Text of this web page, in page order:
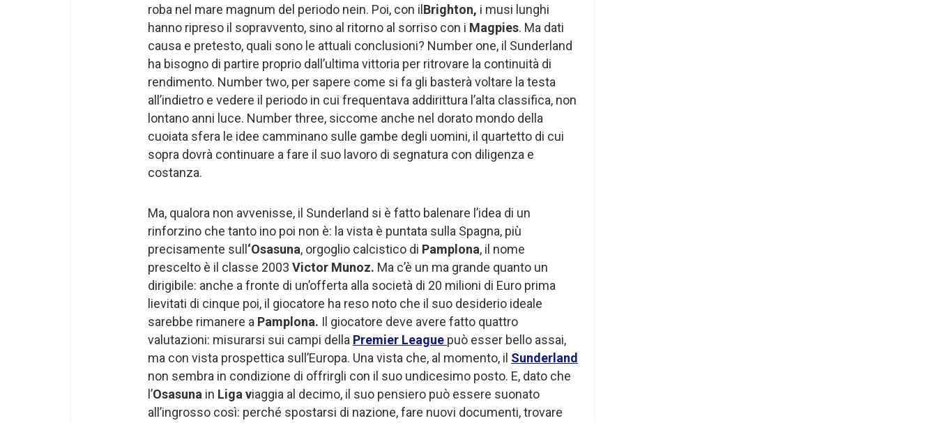
roba nel mare magnum del periodo nein. Poi, con il Brighton, i musi lunghi
hanno ripreso il sopravvento, sino al ritorno al sorriso con i Magpies. Ma dati
causa e pretesto, quali sono le attuali conclusioni? Number one, il Sunderland
ha bisogno di partire proprio dall’ultima vittoria per ritrovare la continuità di
rendimento. Number two, per sapere come si fa gli basterà voltare la testa
all’indietro e vedere il periodo in cui frequentava addirittura l’alta classifica, non
lontano anni luce. Number three, siccome anche nel dorato mondo della
cuoiata sfera le idee camminano sulle gambe degli uomini, il quartetto di cui
sopra dovrà continuare a fare il suo lavoro di segnatura con diligenza e
costanza.
Ma, qualora non avvenisse, il Sunderland si è fatto balenare l’idea di un
rinforzino che tanto ino poi non è: la vista è puntata sulla Spagna, più
precisamente sull‘Osasuna, orgoglio calcistico di Pamplona, il nome
prescelto è il classe 2003 Victor Munoz. Ma c’è un ma grande quanto un
dirigibile: anche a fronte di un’offerta alla società di 20 milioni di Euro prima
lievitati di cinque poi, il giocatore ha reso noto che il suo desiderio ideale
sarebbe rimanere a Pamplona. Il giocatore deve avere fatto quattro
valutazioni: misurarsi sui campi della Premier League può esser bello assai,
ma con vista prospettica sull’Europa. Una vista che, al momento, il Sunderland
non sembra in condizione di offrirgli con il suo undicesimo posto. E, dato che
l’Osasuna in Liga viaggia al decimo, il suo pensiero può essere suonato
all’ingrosso così: perché spostarsi di nazione, fare nuovi documenti, trovare